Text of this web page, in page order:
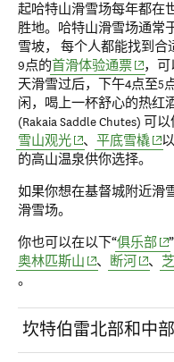
起哈特山滑雪场每年都在
胜地。 哈特山滑雪场通常
雪坡， 每个人都能找到合
9点的首滑体验通票(opens
，
天滑雪过后，下午4点至5
闲，喝上一杯舒心的热红
(Rakaia Saddle Chutes) 可
雪山观光(opens in new
、 平底雪橇
的高山温泉供你选择。
如果你想在基督城附近滑
滑雪场。
你也可以在以下“俱乐部
奥林匹斯山 (opens in new
、 断河 、
。
坎特伯雷北部和中